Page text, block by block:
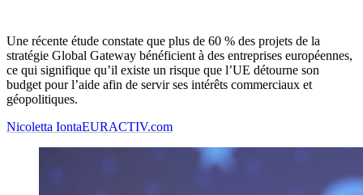
Une récente étude constate que plus de 60 % des projets de la
stratégie Global Gateway bénéficient à des entreprises européennes,
ce qui signifique qu’il existe un risque que l’UE détourne son
budget pour l’aide afin de servir ses intérêts commerciaux et
géopolitiques.
Nicoletta IontaEURACTIV.com